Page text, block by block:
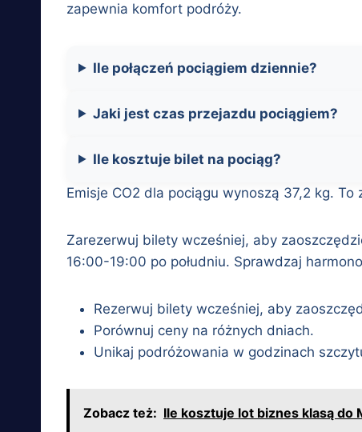
zapewnia komfort podróży.
Ile połączeń pociągiem dziennie?
Jaki jest czas przejazdu pociągiem?
Ile kosztuje bilet na pociąg?
Emisje CO2 dla pociągu wynoszą 37,2 kg.
Zarezerwuj bilety wcześniej, aby
16:00-19:00 po południu. Sprawdzaj
Rezerwuj bilety wcześniej, aby
Porównuj ceny na różnych dniach.
Unikaj podróżowania w godzinach
Zobacz też: Ile kosztuje lot biznes klasą do